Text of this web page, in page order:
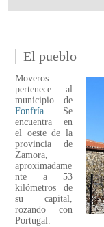
El pueblo
Moveros
pertenece al
municipio de
Fonfría. Se
encuentra en
el oeste de la
provincia de
Zamora,
aproximadame
nte a 53
kilómetros de
su capital,
rozando con
Portugal.